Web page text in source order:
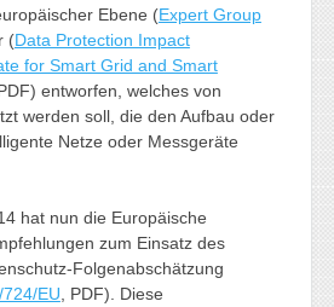
Ebene (Expert Group
(Data Protection Impact
for Smart Grid and Smart
entworfen, welches von
werden soll, die den Aufbau oder
Netze oder Messgeräte
hat nun die Europäische
zum Einsatz des
Folgenabschätzung
EU , PDF). Diese